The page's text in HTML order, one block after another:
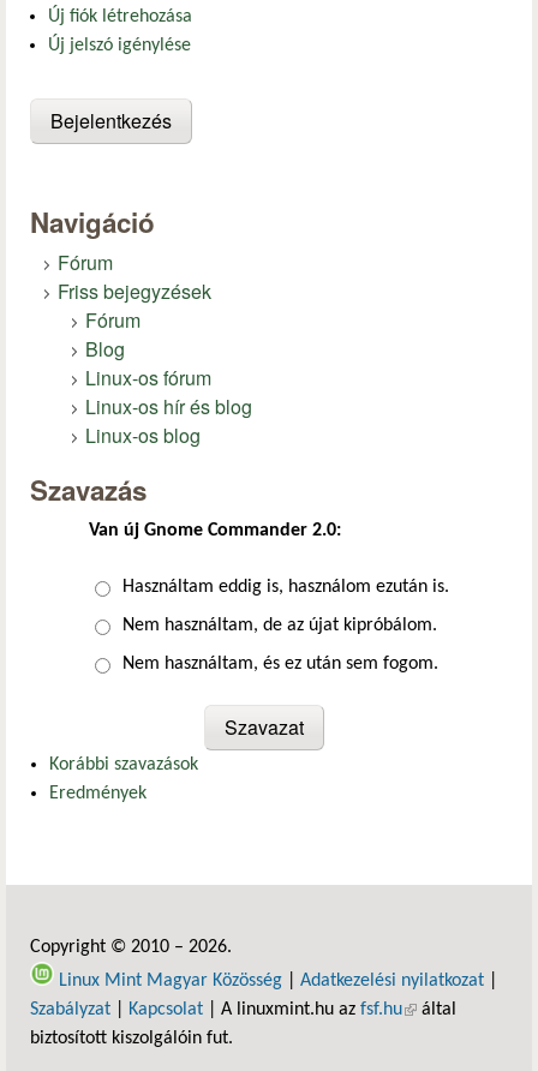
Új fiók létrehozása
Új jelszó igénylése
Navigáció
Fórum
Friss bejegyzések
Fórum
Blog
Linux-os fórum
Linux-os hír és blog
Linux-os blog
Szavazás
Van új Gnome Commander 2.0:
Választások
Használtam eddig is, használom ezután is.
Nem használtam, de az újat kipróbálom.
Nem használtam, és ez után sem fogom.
Korábbi szavazások
Eredmények
Copyright © 2010 – 2026.
Linux Mint Magyar Közösség
Adatkezelési nyilatkozat
Szabályzat
Kapcsolat | A linuxmint.hu az fsf.hu(külső hivatkozás)
által
biztosított kiszolgálóin fut.